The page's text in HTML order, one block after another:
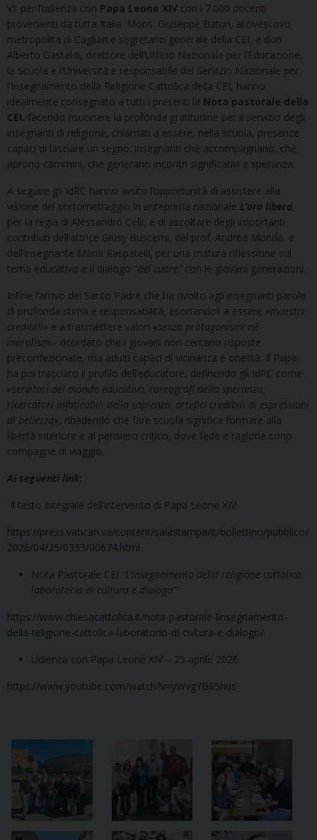
VI. per l’udienza con Papa Leone XIV con i 7.000 docenti
provenienti da tutta Italia. Mons. Giuseppe Baturi, arcivescovo
metropolita di Cagliari e segretario generale della CEI, e don
Alberto Gastaldi, direttore dell’Ufficio Nazionale per l’Educazione,
la Scuola e l’Università e responsabile del Servizio Nazionale per
l’Insegnamento della Religione Cattolica della CEI, hanno
idealmente consegnato a tutti i presenti la Nota pastorale della
CEI. facendo risuonare la profonda gratitudine per il servizio degli
insegnanti di religione, chiamati a essere, nella scuola, presenze
capaci di lasciare un segno: insegnanti che accompagnano, che
aprono cammini, che generano incontri significativi e speranza.
A seguire gli IdRC hanno avuto l’opportunità di assistere alla
visione del cortometraggio in anteprima nazionale L’ora libera,
per la regia di Alessandro Celli, e di ascoltare degli importanti
contributi dell’attrice Giusy Buscemi, del prof. Andrea Monda, e
dell’insegnante Maria Raspatelli, per una matura riflessione sul
tema educativo e il dialogo “del cuore” con le giovani generazioni.
Infine l’arrivo del Santo Padre che ha rivolto agli insegnanti parole
di profonda stima e responsabilità, esortandoli a essere «maestri
credibili» e a trasmettere valori «senza protagonismi né
moralismi» ricordato che i giovani non cercano risposte
preconfezionate, ma adulti capaci di vicinanza e onestà. Il Papa
ha poi tracciato il profilo dell’educatore, definendo gli IdRC come
«servitori del mondo educativo, coreografi della speranza,
ricercatori infaticabili della sapienza, artefici credibili di espressioni
di bellezza», ribadendo che fare scuola significa formare alla
libertà interiore e al pensiero critico, dove fede e ragione sono
compagne di viaggio.
Ai seguenti link:
Il testo integrale dell’intervento di Papa Leone XIV
https://press.vatican.va/content/salastampa/it/bollettino/pubblico/
2026/04/25/0333/00674.html
Nota Pastorale CEI “L’insegnamento della religione cattolica:
laboratorio di cultura e dialogo”
https://www.chiesacattolica.it/nota-pastorale-linsegnamento-
della-religione-cattolica-laboratorio-di-cultura-e-dialogo/
Udienza con Papa Leone XIV – 25 aprile 2026
https://www.youtube.com/watch?v=yWvgYB85hus